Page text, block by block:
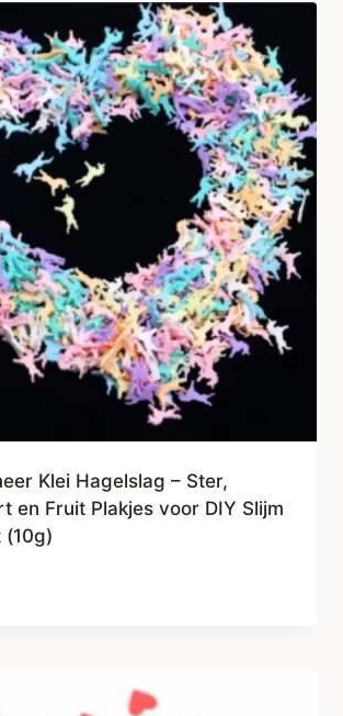
Klei Hagelslag – Ster,
en Fruit Plakjes voor DIY Slijm
(10g)